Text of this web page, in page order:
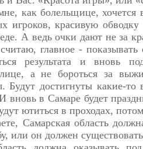
как болельщице, хочется
игроков, красивую
А ведь очки дают не за
главное -
результата и вновь
а не бороться за
Будут достигнуты какие-
вновь в Самаре будет
ютиться в проходах,
Самарская область
или он должен